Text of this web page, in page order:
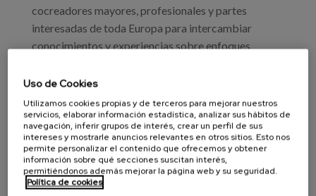
Prensacocreadores mayores, profesionales y partes
interesadas de toda Europa para intercambiar
conocimientos y experiencias sobre enfoques
salud, atención y apoyo.
Más información
Profesionales
Proyecto
Uso de Cookies
Utilizamos cookies propias y de terceros para mejorar nuestros
servicios, elaborar información estadística, analizar sus hábitos de
navegación, inferir grupos de interés, crear un perfil de sus
intereses y mostrarle anuncios relevantes en otros sitios. Esto nos
permite personalizar el contenido que ofrecemos y obtener
información sobre qué secciones suscitan interés,
permitiéndonos además mejorar la página web y su seguridad.
Política de cookies